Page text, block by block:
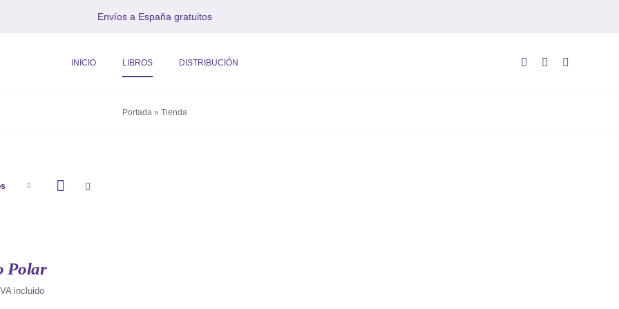
Envíos a España gratuitos
INICIO LIBROS DISTRIBUCIÓN
Portada » Tienda
Polar
IVA incluido